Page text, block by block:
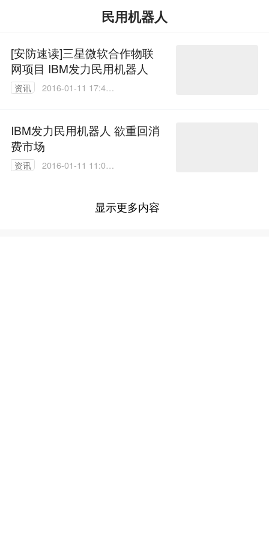
民用机器人
[安防速读]三星微软合作物联
网项目 IBM发力民用机器人
资讯
2016-01-11 17:41:
IBM发力民用机器人 欲重回消
费市场
资讯
2016-01-11 11:04:
显示更多内容